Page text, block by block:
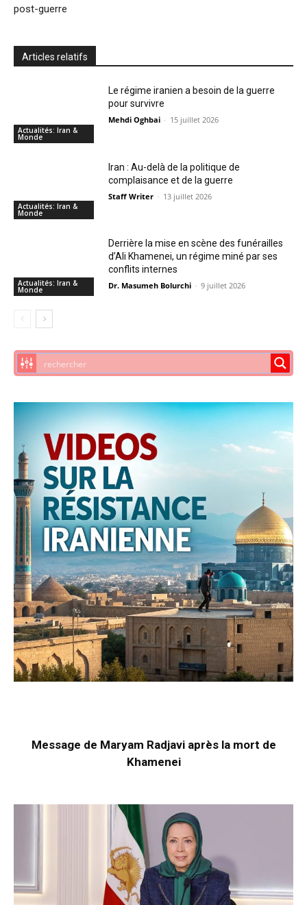
post-guerre
Articles relatifs
Actualités: Iran &
Monde
Le régime iranien a besoin de la guerre
pour survivre
Mehdi Oghbai - 15 juillet 2026
Actualités: Iran &
Monde
Iran : Au-delà de la politique de
complaisance et de la guerre
Staff Writer - 13 juillet 2026
Actualités: Iran &
Monde
Derrière la mise en scène des funérailles
d’Ali Khamenei, un régime miné par ses
conflits internes
Dr. Masumeh Bolurchi - 9 juillet 2026
Message de Maryam Radjavi après la mort de
Khamenei